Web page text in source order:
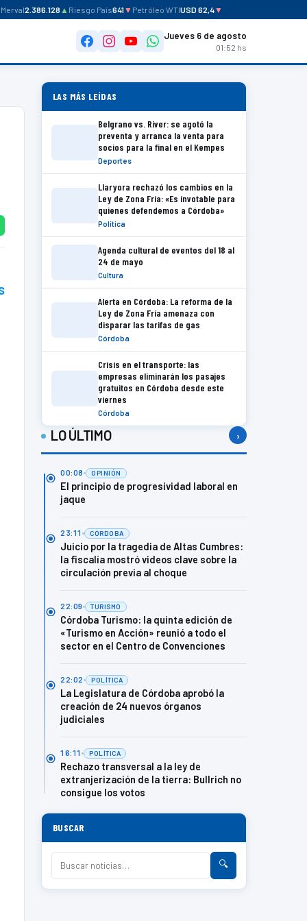
2.386.128 ▲Riesgo País641▼Petróleo WTIUSD 62,4▼
Jueves 6 de agosto
01:52 hs
LAS MÁS LEÍDAS
Belgrano vs. River: se agotó la
preventa y arranca la venta para
socios para la final en el Kempes
Deportes
Llaryora rechazó los cambios en la
Ley de Zona Fría: «Es invotable para
quienes defendemos a Córdoba»
Política
Agenda cultural de eventos del 18 al
24 de mayo
Cultura
Alerta en Córdoba: La reforma de la
Ley de Zona Fría amenaza con
disparar las tarifas de gas
Córdoba
Crisis en el transporte: las
empresas eliminarán los pasajes
gratuitos en Córdoba desde este
viernes
Córdoba
LO ÚLTIMO ›
00:08 OPINIÓN
El principio de progresividad laboral en
jaque
23:11 CÓRDOBA
Juicio por la tragedia de Altas Cumbres:
la fiscalía mostró videos clave sobre la
circulación previa al choque
22:09 TURISMO
Córdoba Turismo: la quinta edición de
«Turismo en Acción» reunió a todo el
sector en el Centro de Convenciones
22:02 POLÍTICA
La Legislatura de Córdoba aprobó la
creación de 24 nuevos órganos
judiciales
16:11 POLÍTICA
Rechazo transversal a la ley de
extranjerización de la tierra: Bullrich no
consigue los votos
BUSCAR
🔍